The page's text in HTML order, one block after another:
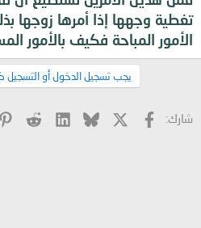
تغطية وجهها إذا أمرها زوجها
الأمور المباحة فكيف بالأمور
يجب تسجيل الدخول أو التسجيل
شارك: فيسبوك Bluesky
LinkedIn
Reddit